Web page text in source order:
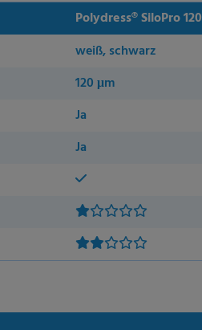
Polydress® SiloPro 120
weiß, schwarz
120 μm
Ja
Ja